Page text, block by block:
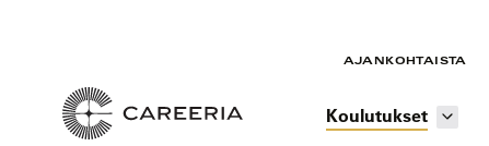
AJANKOHTAISTA
Koulutukset